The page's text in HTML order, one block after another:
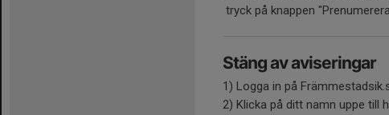
tryck på knappen
Stäng av aviseringar
1) Logga in på
2) Klicka på ditt namn uppe till